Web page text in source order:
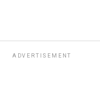
ADVERTISEMENT